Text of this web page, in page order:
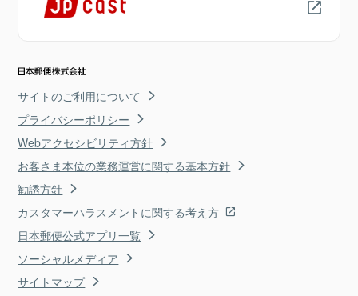
サイトのご利用について
プライバシーポリシー
Webアクセシビリティ方針
お客さま本位の業務運営に関する基本方針
勧誘方針
カスタマーハラスメントに関する考え方
日本郵便公式アプリ一覧
ソーシャルメディア
サイトマップ